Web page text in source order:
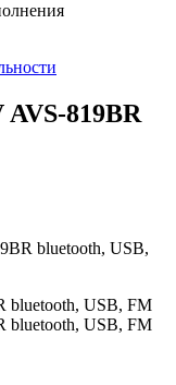
AVS-819BR
bluetooth, USB,